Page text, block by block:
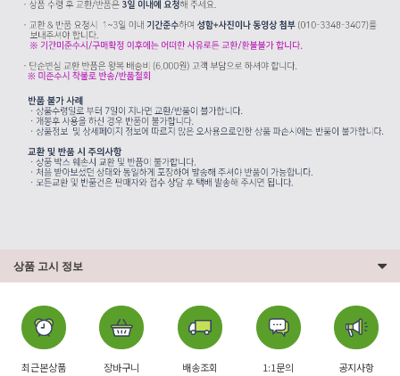
상품 고시 정보
최근본상품 장바구니 배송조회 1:1문의 공지사항